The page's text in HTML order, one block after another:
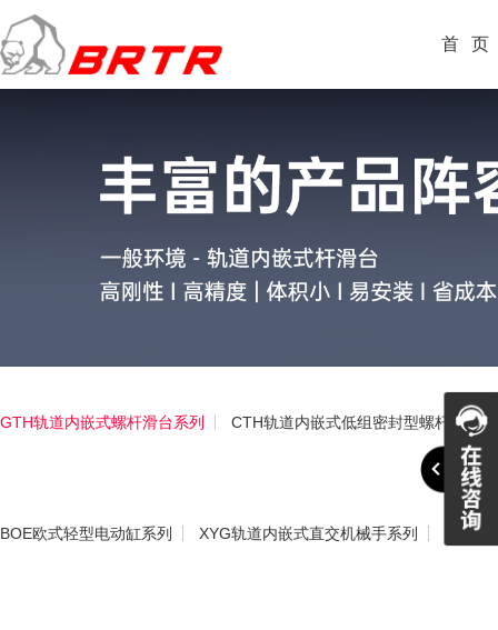
首 页
GTH轨道内嵌式螺杆滑台系列 CTH轨道内嵌式低组密封型螺杆滑台
BOE欧式轻型电动缸系列 XYG轨道内嵌式直交机械手系列